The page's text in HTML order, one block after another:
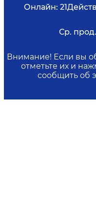
Онлайн: 21
Ср.
Внимание! Если вы
отметьте их и
сообщить об